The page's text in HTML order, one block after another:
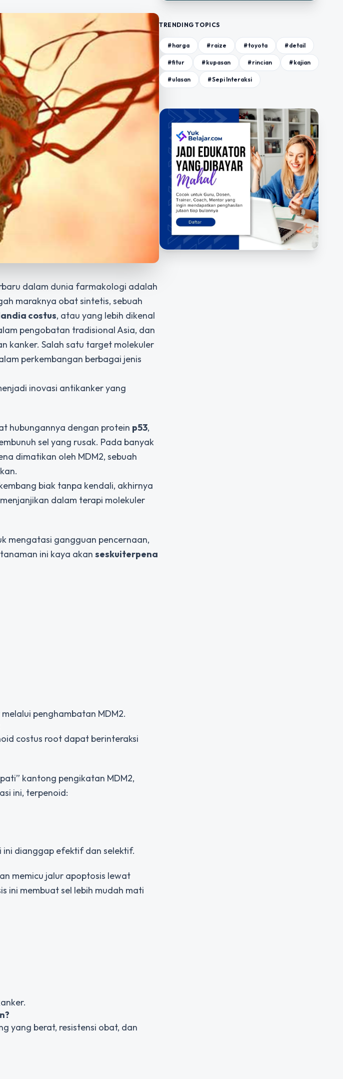
dalam dunia farmakologi adalah
maraknya obat sintetis, sebuah
costus, atau yang lebih dikenal
pengobatan tradisional Asia, dan
kanker. Salah satu target molekuler
perkembangan berbagai jenis
inovasi antikanker yang
hubungannya dengan protein p53,
sel yang rusak. Pada banyak
dimatikan oleh MDM2, sebuah
biak tanpa kendali, akhirnya
dalam terapi molekuler
mengatasi gangguan pencernaan,
ini kaya akan seskuiterpena
penghambatan MDM2.
costus root dapat berinteraksi
kantong pengikatan MDM2,
ini, terpenoid:
ini dianggap efektif dan selektif.
memicu jalur apoptosis lewat
ini membuat sel lebih mudah mati
yang berat, resistensi obat, dan
TRENDING TOPICS
#harga #raize #toyota #detail
#fitur #kupasan #rincian #kajian
#ulasan #Sepi Interaksi